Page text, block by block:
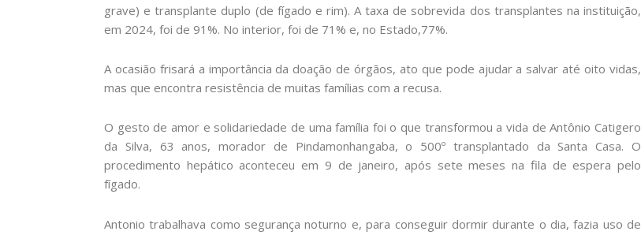
grave) e transplante duplo (de fígado e rim). A taxa de sobrevida dos transplantes na instituição,
em 2024, foi de 91%. No interior, foi de 71% e, no Estado,77%.
A ocasião frisará a importância da doação de órgãos, ato que pode ajudar a salvar até oito vidas,
mas que encontra resistência de muitas famílias com a recusa.
O gesto de amor e solidariedade de uma família foi o que transformou a vida de Antônio Catigero
da Silva, 63 anos, morador de Pindamonhangaba, o 500º transplantado da Santa Casa. O
procedimento hepático aconteceu em 9 de janeiro, após sete meses na fila de espera pelo
fígado.
Antonio trabalhava como segurança noturno e, para conseguir dormir durante o dia, fazia uso de